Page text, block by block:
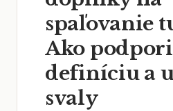
spaľovanie
Ako
definíciu a
svaly